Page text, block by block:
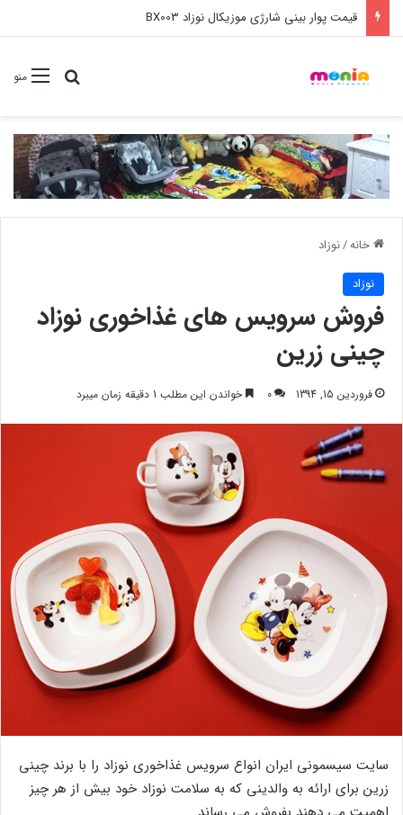
قیمت پوار بینی شارژی موزیکال نوزاد BX003
منوجستجو
خانه/نوزاد
نوزاد
فروش سرویس های غذاخوری نوزاد
چینی زرین
فروردین 15, 1394 0 خواندن این مطلب 1 دقیقه زمان میبرد
سایت سیسمونی ایران انواع سرویس غذاخوری نوزاد را با برند چینی
زرین برای ارائه به والدینی که به سلامت نوزاد خود بیش از هر چیز